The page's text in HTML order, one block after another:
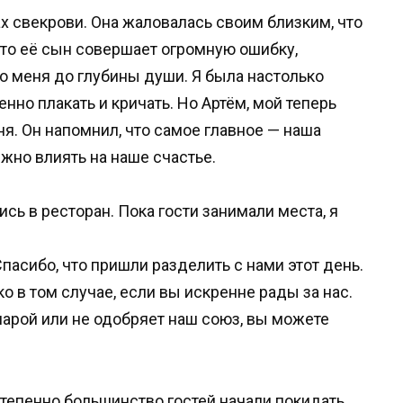
свекрови. Она жаловалась своим близким, что
её сын совершает огромную ошибку,
до глубины души. Я была настолько
плакать и кричать. Но Артём, мой теперь
Он напомнил, что самое главное — наша
влиять на наше счастье.
в ресторан. Пока гости занимали места, я
что пришли разделить с нами этот день.
в том случае, если вы искренне рады за нас.
или не одобряет наш союз, вы можете